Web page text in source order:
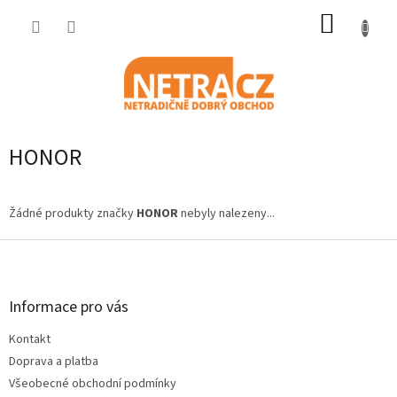
HONOR
Žádné produkty značky HONORnebyly nalezeny...
Z
Informace pro vás
Kontakt
Doprava a platba
Všeobecné obchodní podmínky